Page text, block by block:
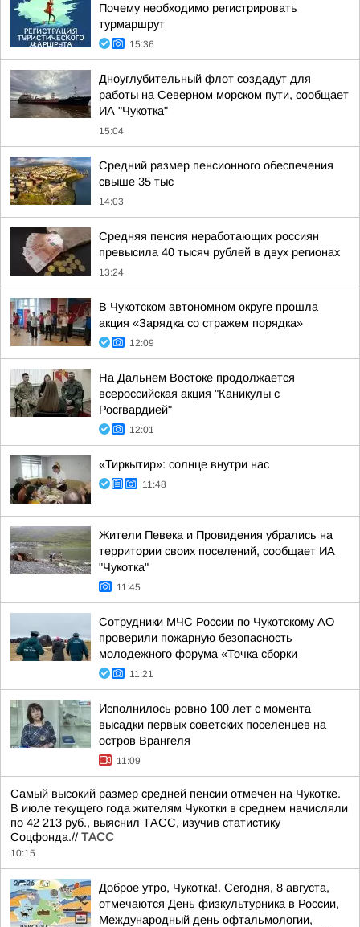
Почему необходимо регистрировать
турмаршрут
15:36
Дноуглубительный флот создадут для
работы на Северном морском пути, сообщает
ИА "Чукотка"
15:04
Средний размер пенсионного обеспечения
свыше 35 тыс
14:03
Средняя пенсия неработающих россиян
превысила 40 тысяч рублей в двух регионах
13:24
В Чукотском автономном округе прошла
акция «Зарядка со стражем порядка»
12:09
На Дальнем Востоке продолжается
всероссийская акция "Каникулы с
Росгвардией"
12:01
«Тиркытир»: солнце внутри нас
11:48
Жители Певека и Провидения убрались на
территории своих поселений, сообщает ИА
"Чукотка"
11:45
Сотрудники МЧС России по Чукотскому АО
проверили пожарную безопасность
молодежного форума «Точка сборки
11:21
Исполнилось ровно 100 лет с момента
высадки первых советских поселенцев на
остров Врангеля
11:09
Самый высокий размер средней пенсии отмечен на Чукотке.
В июле текущего года жителям Чукотки в среднем начисляли
по 42 213 руб., выяснил ТАСС, изучив статистику
Соцфонда.// ТАСС
10:15
Доброе утро, Чукотка!. Сегодня, 8 августа,
отмечаются День физкультурника в России,
Международный день офтальмологии,